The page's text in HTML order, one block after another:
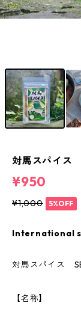
対馬スパイス
¥950
¥1,000 5%OFF
International
対馬スパイス
【名称】